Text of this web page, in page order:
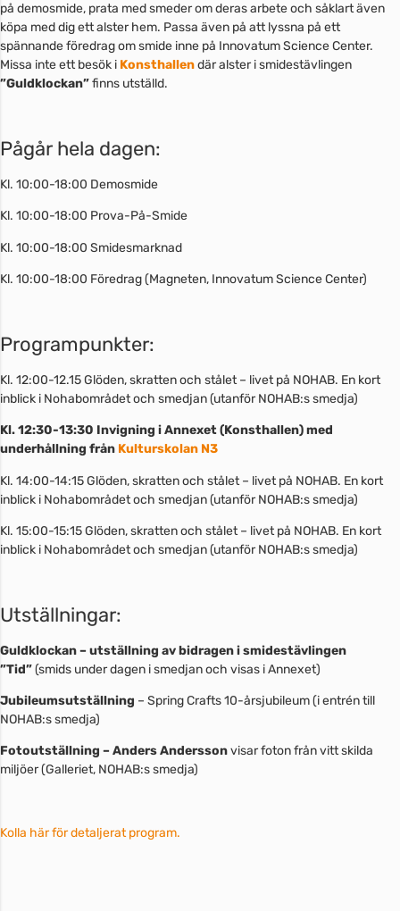
på demosmide, prata med smeder om deras arbete och såklart även
köpa med dig ett alster hem. Passa även på att lyssna på ett
spännande föredrag om smide inne på Innovatum Science Center.
Missa inte ett besök i Konsthallendär alster i smidestävlingen
”Guldklockan”finns utställd.
Pågår hela dagen:
Kl. 10:00-18:00 Demosmide
Kl. 10:00-18:00 Prova-På-Smide
Kl. 10:00-18:00 Smidesmarknad
Kl. 10:00-18:00 Föredrag (Magneten, Innovatum Science Center)
Programpunkter:
Kl. 12:00-12.15 Glöden, skratten och stålet – livet på NOHAB. En kort
inblick i Nohabområdet och smedjan (utanför NOHAB:s smedja)
Kl. 12:30-13:30 Invigning i Annexet (Konsthallen) med
underhållning från Kulturskolan N3
Kl. 14:00-14:15 Glöden, skratten och stålet – livet på NOHAB. En kort
inblick i Nohabområdet och smedjan (utanför NOHAB:s smedja)
Kl. 15:00-15:15 Glöden, skratten och stålet – livet på NOHAB. En kort
inblick i Nohabområdet och smedjan (utanför NOHAB:s smedja)
Utställningar:
Guldklockan– utställning av bidragen i smidestävlingen
”Tid”(smids under dagen i smedjan och visas i Annexet)
Jubileumsutställning – Spring Crafts 10-årsjubileum (i entrén till
NOHAB:s smedja)
Fotoutställning – Anders Anderssonvisar foton från vitt skilda
miljöer (Galleriet, NOHAB:s smedja)
Kolla här för detaljerat program.